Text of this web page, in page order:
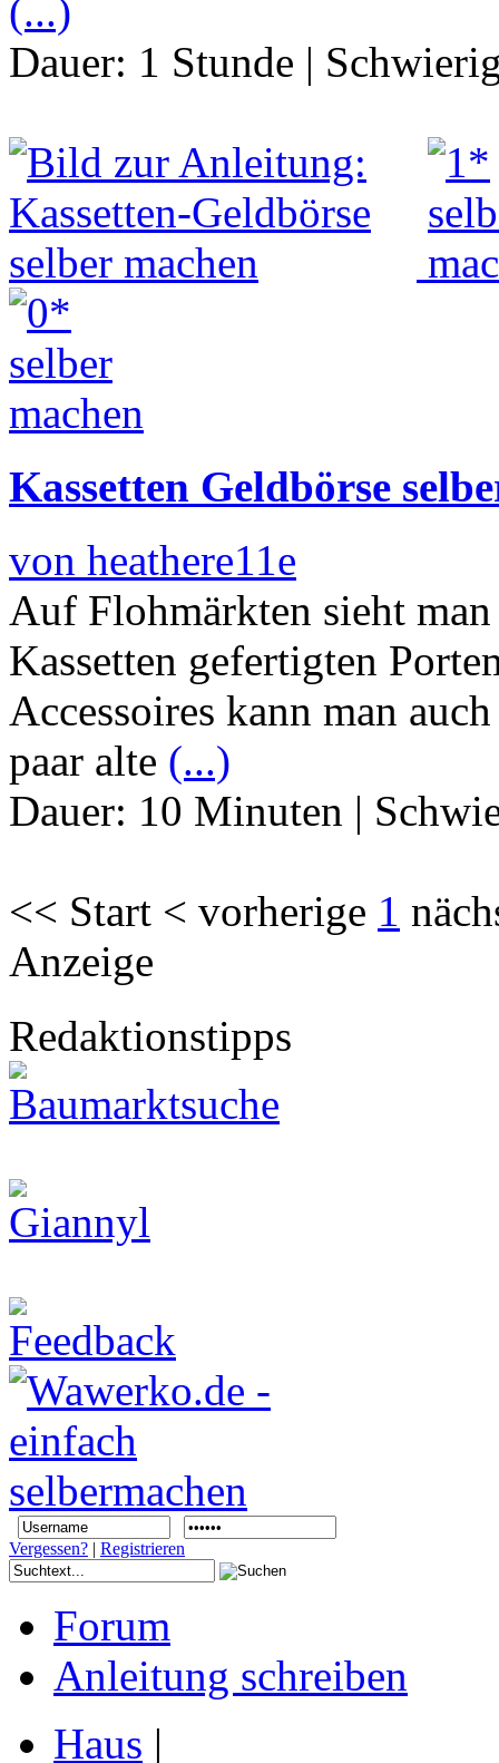
(...)
Dauer: 1 Stunde |
Kassetten Geldbörse
von heathere11e
Auf Flohmärkten sieht
Kassetten gefertigten
Accessoires kann man
paar alte (...)
Dauer: 10 Minuten |
<< Start < vorherige 1
Anzeige
Redaktionstipps
Vergessen? Registrieren
Forum
Anleitung schreiben
Haus |